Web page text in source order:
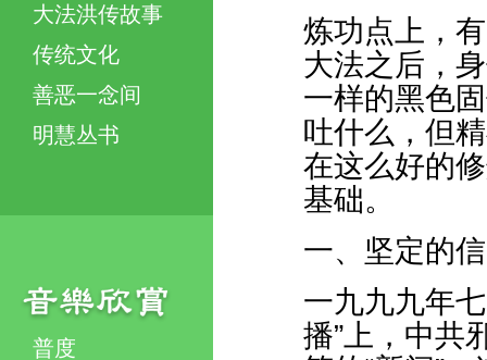
大法洪传故事
传统文化
善恶一念间
明慧丛书
普度
炼功点上，
大法之后，
一样的黑色
吐什么，但
在这么好的
基础。
一、坚定的
一九九九年
播”上，中共